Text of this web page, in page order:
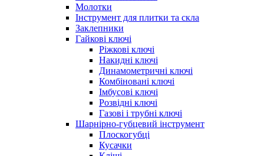
Молотки
Інструмент для плитки та скла
Заклепники
Гайкові ключі
Ріжкові ключі
Накидні ключі
Динамометричні ключі
Комбіновані ключі
Імбусові ключі
Розвідні ключі
Газові і трубні ключі
Шарнірно-губцевий інструмент
Плоскогубцi
Кусачки